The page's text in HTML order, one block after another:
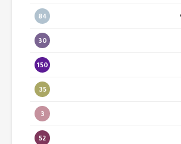
84
30
150
35
3
52